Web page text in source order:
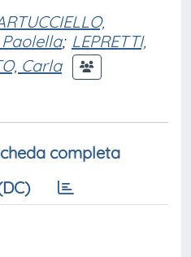
; LEPRETTI,
Carla
completa